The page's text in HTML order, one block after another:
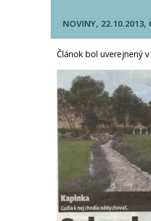
NOVINY, 22.10.2013,
Článok bol uverejnený v